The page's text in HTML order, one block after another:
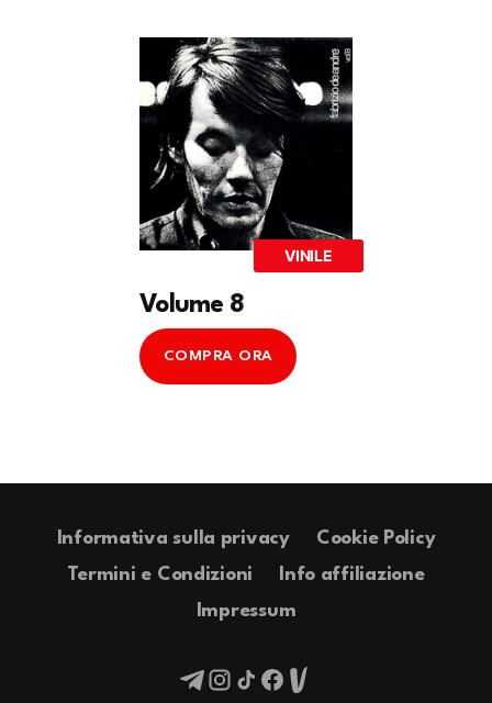
VINILE
Volume 8
COMPRA ORA
Informativa sulla privacy
Cookie Policy
Termini e Condizioni
Info affiliazione
Impressum